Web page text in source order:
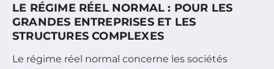
LE RÉGIME RÉEL NORMAL : POUR LES
GRANDES ENTREPRISES ET LES
STRUCTURES COMPLEXES
Le régime réel normal concerne les sociétés